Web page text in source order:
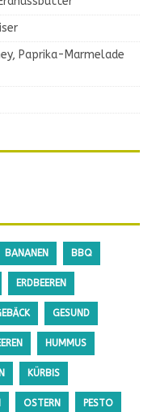
Paprika-Marmelade
BANANEN BBQ
ERDBEEREN
GESUND
HUMMUS
KÜRBIS
OSTERN PESTO